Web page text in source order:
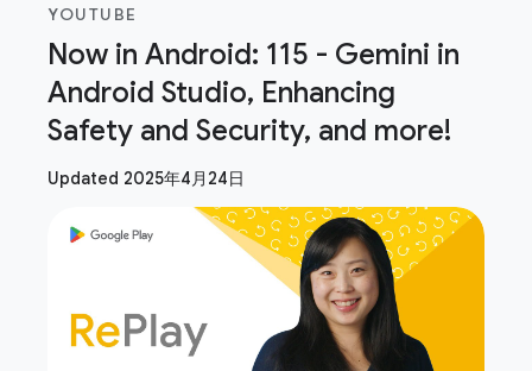
YOUTUBE
Now in Android: 115 - Gemini in
Android Studio, Enhancing
Safety and Security, and more!
Updated 2025年4月24日